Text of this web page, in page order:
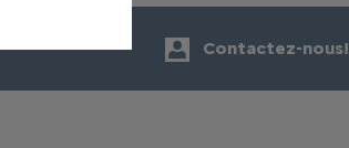
Contactez-nous!